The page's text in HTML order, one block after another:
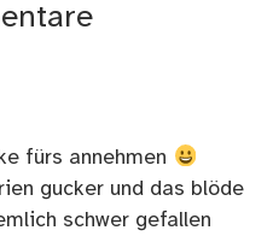
fürs annehmen
gucker und das blöde
schwer gefallen